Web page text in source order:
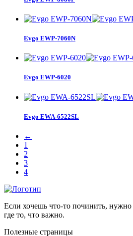
Evgo EWP-7060N
Evgo EWP-6020
Evgo EWA-6522SL
←
1
2
3
4
Если хочешь что-то починить, нужно
где то, что важно.
Полезные страницы